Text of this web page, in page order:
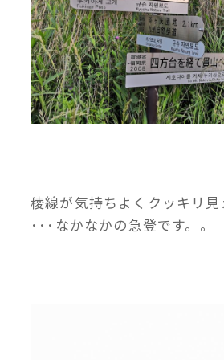
稜線が気持ちよくクッキリ見
･･･なかなかの急登です。。